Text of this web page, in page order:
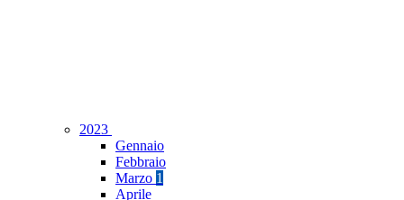
2023
Gennaio
Febbraio
Marzo 1
Aprile